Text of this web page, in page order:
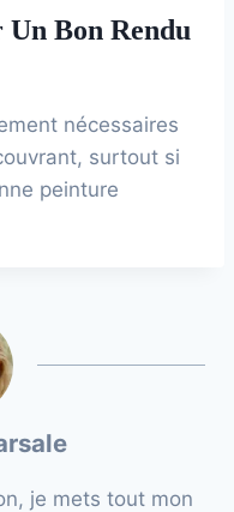
Bon Rendu
nécessaires
surtout si
peinture
je mets tout mon